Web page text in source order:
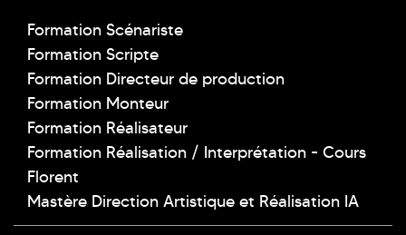
Formation Scénariste
Formation Scripte
Formation Directeur de production
Formation Monteur
Formation Réalisateur
Formation Réalisation / Interprétation - Cours
Florent
Mastère Direction Artistique et Réalisation IA